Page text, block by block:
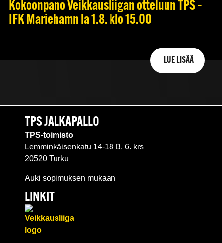
Kokoonpano Veikkausliigan otteluun TPS –
IFK Mariehamn la 1.8. klo 15.00
LUE LISÄÄ
TPS JALKAPALLO
TPS-toimisto
Lemminkäisenkatu 14-18 B, 6. krs
20520 Turku
Auki sopimuksen mukaan
LINKIT